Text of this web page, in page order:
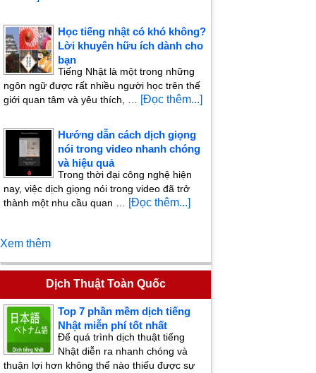
Học tiếng nhật có khó không?
Lời khuyên hữu ích dành cho
bạn
Tiếng Nhật là một trong những
ngôn ngữ được rất nhiều người học trên thế
giới quan tâm và yêu thích, …
[Đọc thêm...]
Hướng dẫn cách dịch giọng
nói trong video nhanh chóng
và hiệu quả
Trong thời đại công nghệ hiện
nay, việc dịch giọng nói trong video đã trở
thành một nhu cầu quan …
[Đọc thêm...]
Xem thêm
Dịch Thuật Toàn Quốc
Top 7 phần mềm dịch tiếng
Nhật miễn phí tốt nhất
Để quá trình dịch thuật tiếng
Nhật diễn ra nhanh chóng và
thuận lợi hơn không thể nào thiếu được sự